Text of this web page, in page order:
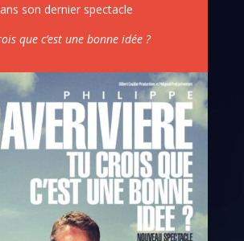
son dernier spectacle
que c’est une bonne idée ?